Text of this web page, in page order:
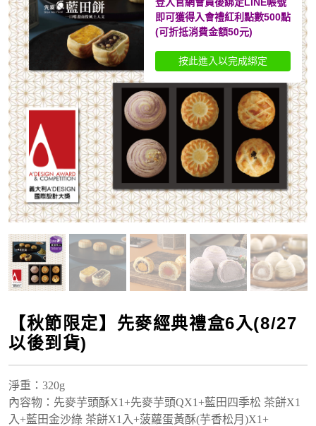
【秋節限定】先麥經典禮盒6入(8/27
以後到貨)
淨重 ：320g
內容物：先麥芋頭酥X1+先麥芋頭QX1+藍田四季松 茶餅X1
入+藍田金沙綠 茶餅X1入+菠蘿蛋黃酥(芋香松月)X1+
即可獲得入會禮紅利點數500點
(可折抵消費金額50元)
按此進入以完成綁定